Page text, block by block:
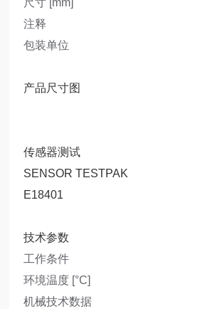
注释
包装单位
产品尺寸图
传感器测试
SENSOR TESTPAK
E18401
技术参数
工作条件
环境温度 [°C]
机械技术数据